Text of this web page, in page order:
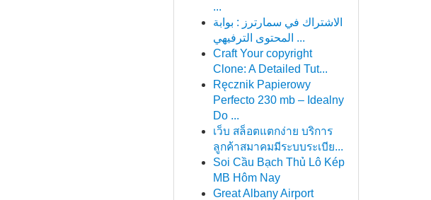
...
الاشتراك في سمارترز : بوابة
المحتوى الترفيهي ...
Craft Your copyright
Clone: A Detailed Tut...
Ręcznik Papierowy
Perfecto 230 mb – Idealny
Do ...
เว็บ สล็อตแตกง่าย บริการ
ลูกค้าสมาคมมีระบบระเบีย...
Soi Cầu Bạch Thủ Lô Kép
MB Hôm Nay
Great Albany Airport